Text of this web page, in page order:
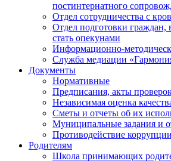
постинтернатного
Отдел сотрудничества с
Отдел подготовки
стать опекунами
Информационно-
Служба медиации
Документы
Нормативные
Предписания, акты
Независимая оценка
Сметы и отчеты об их
Муниципальные задания и
Противодействие коррупции
Родителям
Школа принимающих